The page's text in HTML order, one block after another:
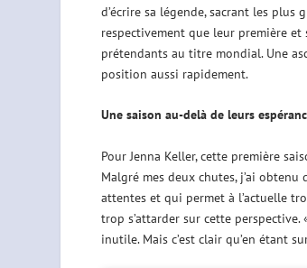
d’écrire sa légende, sacrant les plus
respectivement que leur première
prétendants au titre mondial. Une
position aussi rapidement.
Une saison au-delà de leurs
Pour Jenna Keller, cette première
Malgré mes deux chutes, j’ai
attentes et qui permet à l’actuelle
trop s’attarder sur cette perspective.
inutile. Mais c’est clair qu’en étant